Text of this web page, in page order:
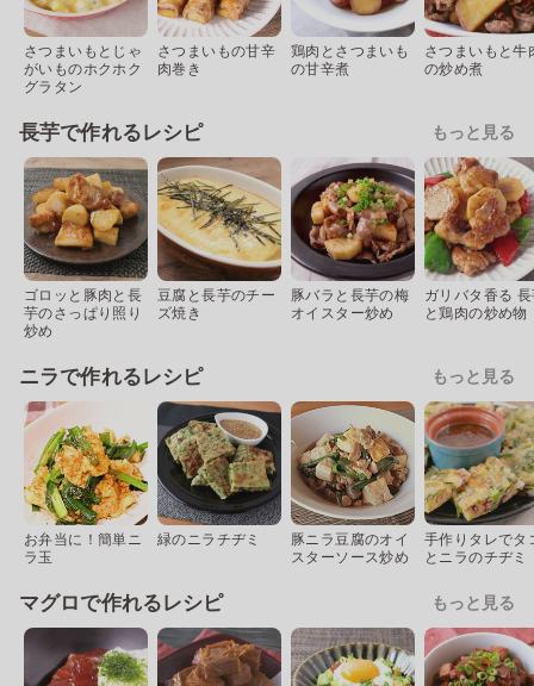
さつまいもとじゃ
がいものホクホク
グラタン
さつまいもの甘辛
肉巻き
鶏肉とさつまいも
の甘辛煮
さつまいもと牛
の炒め煮
長芋で作れるレシピ もっと見る
ゴロッと豚肉と長
芋のさっぱり照り
炒め
豆腐と長芋のチー
ズ焼き
豚バラと長芋の梅
オイスター炒め
ガリバタ香る
と鶏肉の炒め物
ニラで作れるレシピ もっと見る
お弁当に！簡単ニ
ラ玉
緑のニラチヂミ
豚ニラ豆腐のオイ
スターソース炒め
手作りタレでタ
とニラのチヂミ
マグロで作れるレシピ もっと見る